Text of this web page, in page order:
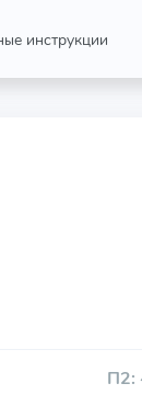
инструкции
П2: